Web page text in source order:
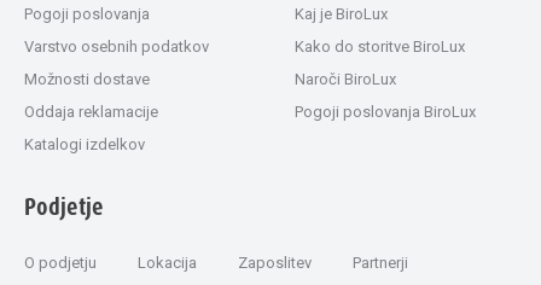
Pogoji poslovanja
Varstvo osebnih podatkov
Možnosti dostave
Oddaja reklamacije
Katalogi izdelkov
Kaj je BiroLux
Kako do storitve BiroLux
Naroči BiroLux
Pogoji poslovanja BiroLux
Podjetje
O podjetju Lokacija Zaposlitev
Partnerji